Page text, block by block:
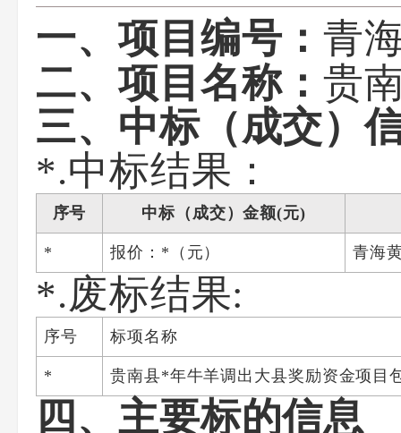
一、项目编号：青
二、项目名称：贵
三、中标（成交）
*.中标结果：
序号 中标（成交）金额(元)
* 报价：*（元） 青海
*.废标结果:
序号 标项名称
* 贵南县*年牛羊调出大县奖励资金项目
四、主要标的信息